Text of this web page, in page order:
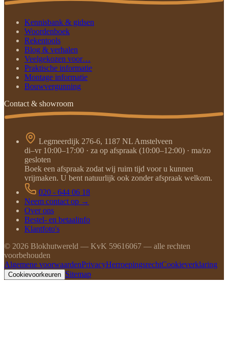
Kennisbank & gidsen
Woordenboek
Rekentools
Blog & verhalen
Veelgekozen voor…
Praktische informatie
Montage informatie
Bouwvergunning
Contact & showroom
Legmeerdijk 276-6, 1187 NL Amstelveen
di–vr 10:00–17:00 · za op afspraak (10:00–12:00) · ma/zo
gesloten
Boek een afspraak zodat wij ruim tijd voor u kunnen
vrijmaken. U bent natuurlijk ook zonder afspraak welkom.
020 - 644 06 18
Neem contact op →
Over ons
Bestel- en betaalinfo
Klantfoto's
© 2026 Blokhutwereld — KvK 59616067 — alle rechten
voorbehouden
Algemene voorwaardenPrivacyHerroepingsrechtCookieverklaring
Cookievoorkeuren Sitemap